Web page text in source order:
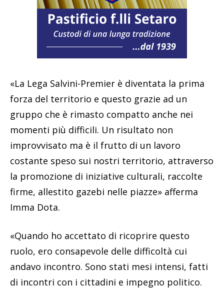
«La Lega Salvini-Premier è diventata la prima
forza del territorio e questo grazie ad un
gruppo che è rimasto compatto anche nei
momenti più difficili. Un risultato non
improvvisato ma è il frutto di un lavoro
costante speso sui nostri territorio, attraverso
la promozione di iniziative culturali, raccolte
firme, allestito gazebi nelle piazze» afferma
Imma Dota.
«Quando ho accettato di ricoprire questo
ruolo, ero consapevole delle difficoltà cui
andavo incontro. Sono stati mesi intensi, fatti
di incontri con i cittadini e impegno politico.